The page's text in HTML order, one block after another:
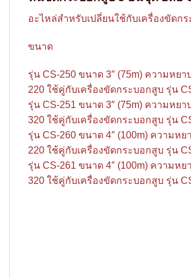
อะไหล่สำหรับเปลี่ยนใช้กับเครื่องขัดก
ขนาด
รุ่น CS-250 ขนาด 3″ (75m) ความหยา
220 ใช้คู่กับเครื่องขัดกระบอกสูบ รุ่น
รุ่น CS-251 ขนาด 3″ (75m) ความหยา
320 ใช้คู่กับเครื่องขัดกระบอกสูบ รุ่น
รุ่น CS-260 ขนาด 4″ (100m) ความหย
220 ใช้คู่กับเครื่องขัดกระบอกสูบ รุ่น
รุ่น CS-261 ขนาด 4″ (100m) ความหย
320 ใช้คู่กับเครื่องขัดกระบอกสูบ รุ่น